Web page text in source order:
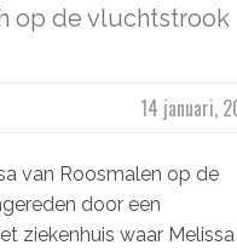
op de vluchtstrook
14 januari,
van Roosmalen op de
door een
ziekenhuis waar Melissa